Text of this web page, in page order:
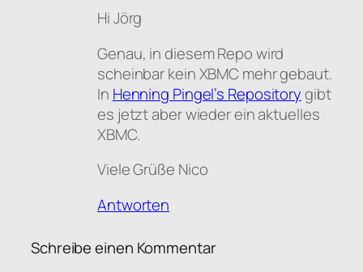
Hi Jörg
Genau, in diesem Repo wird
scheinbar kein XBMC mehr gebaut.
In Henning Pingel’s Repositorygibt
es jetzt aber wieder ein aktuelles
XBMC.
Viele Grüße Nico
Antworten
Schreibe einen Kommentar